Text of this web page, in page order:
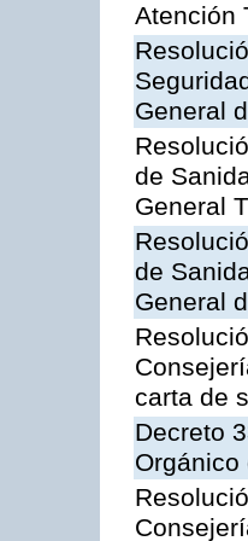
Atención
General
de
General
de
General
carta de
Decreto